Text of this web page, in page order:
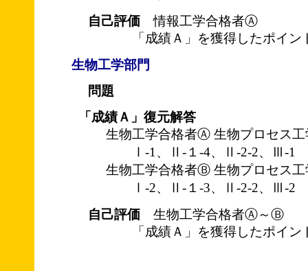
自己評価情報工学合格者Ⓐ
「成績Ａ」を獲得したポイン
生物工学部門
問題
「成績Ａ」復元解答
生物工学合格者Ⓐ 生物プロセス工
Ⅰ-1、Ⅱ-１-4、Ⅱ-2-2、Ⅲ-1
生物工学合格者Ⓑ 生物プロセス工
Ⅰ-2、Ⅱ-１-3、Ⅱ-2-2、Ⅲ-2
自己評価 生物工学合格者Ⓐ～Ⓑ
「成績Ａ」を獲得したポイン